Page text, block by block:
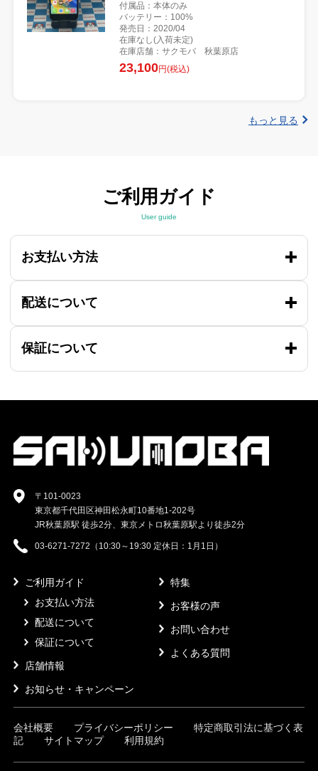
付属品：本体のみ
バッテリー：100%
発売日：2020/04
在庫なし(入荷未定)
在庫店舗：サクモバ 秋葉原店
23,100円(税込)
もっと見る
ご利用ガイド
User guide
お支払い方法
配送について
保証について
〒101-0023
東京都千代田区神田松永町10番地1-202号
JR秋葉原駅 徒歩2分、東京メトロ秋葉原駅より徒歩2分
03-6271-7272（10:30～19:30 定休日：1月1日）
ご利用ガイド
お支払い方法
配送について
保証について
店舗情報
お知らせ・キャンペーン
特集
お客様の声
お問い合わせ
よくある質問
会社概要 プライバシーポリシー
特定商取引法に基づく表
記
サイトマップ 利用規約